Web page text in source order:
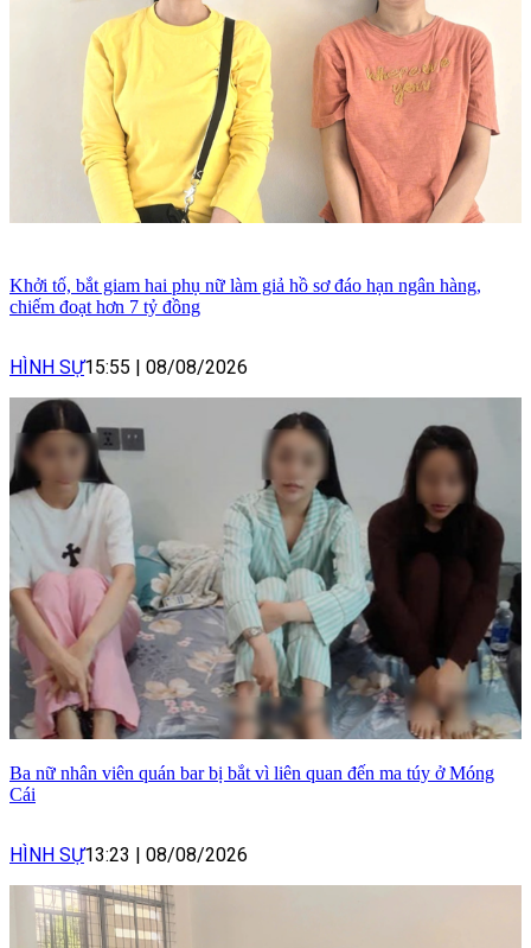
Khởi tố, bắt giam hai phụ nữ làm giả hồ sơ đáo hạn ngân hàng,
chiếm đoạt hơn 7 tỷ đồng
HÌNH SỰ15:55 | 08/08/2026
Ba nữ nhân viên quán bar bị bắt vì liên quan đến ma túy ở Móng
Cái
HÌNH SỰ13:23 | 08/08/2026